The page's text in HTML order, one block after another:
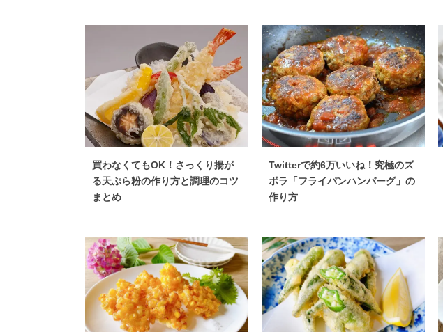
買わなくてもOK！さっくり揚が
る天ぷら粉の作り方と調理のコツ
まとめ
Twitterで約6万いいね！究極のズ
ボラ「フライパンハンバーグ」の
作り方